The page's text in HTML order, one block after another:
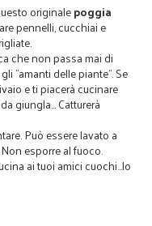
originalepoggia
pennelli, cucchiai e
che non passa mai di
"amanti delle piante". Se
e ti piacerà cucinare
giungla... Catturerà
Può essere lavato a
esporre al fuoco.
ai tuoi amici cuochi...lo